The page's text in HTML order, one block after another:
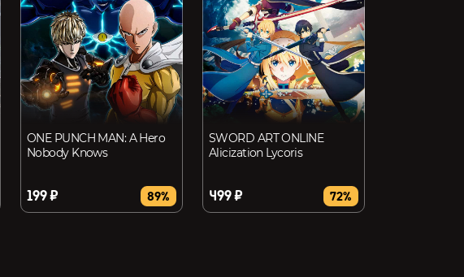
ONE PUNCH MAN: A Hero
Nobody Knows
199 ₽ 89%
SWORD ART ONLINE
Alicization Lycoris
499 ₽ 72%